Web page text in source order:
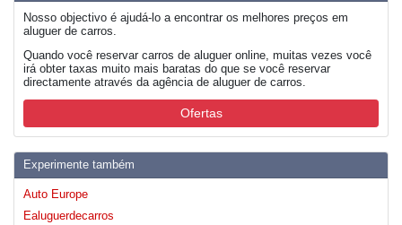
Nosso objectivo é ajudá-lo a encontrar os melhores preços em
aluguer de carros.
Quando você reservar carros de aluguer online, muitas vezes você
irá obter taxas muito mais baratas do que se você reservar
directamente através da agência de aluguer de carros.
Ofertas
Experimente também
Auto Europe
Ealuguerdecarros